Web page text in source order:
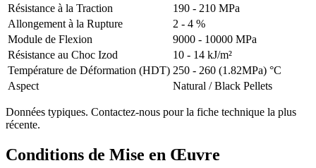
Résistance à la Traction
190 - 210 MPa
Allongement à la Rupture
2 - 4 %
Module de Flexion
9000 - 10000 MPa
Résistance au Choc Izod
10 - 14 kJ/m²
Température de Déformation (HDT) 250 - 260 (1.82MPa) °C
Aspect
Natural / Black Pellets
Données typiques. Contactez-nous pour la fiche technique la plus
récente.
Conditions de Mise en Œuvre